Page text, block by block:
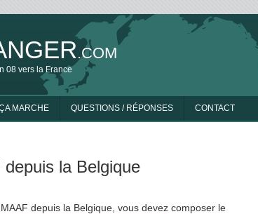
.COM
08 vers la France
MARCHE QUESTIONS / RÉPONSES CONTACT
la Belgique
depuis la Belgique, vous devez composer le